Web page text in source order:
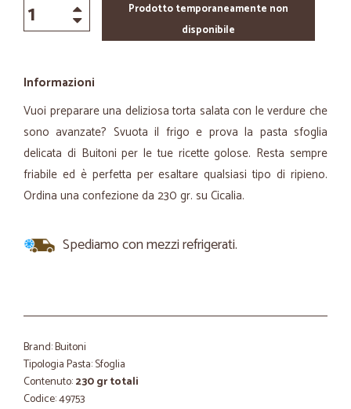
Prodotto temporaneamente non
disponibile
Informazioni
Vuoi preparare una deliziosa torta salata con le verdure che
sono avanzate? Svuota il frigo e prova la pasta sfoglia
delicata di Buitoni per le tue ricette golose. Resta sempre
friabile ed è perfetta per esaltare qualsiasi tipo di ripieno.
Ordina una confezione da 230 gr. su Cicalia.
Spediamo con mezzi refrigerati.
Brand: Buitoni
Tipologia Pasta: Sfoglia
Contenuto:230 gr totali
Codice: 49753